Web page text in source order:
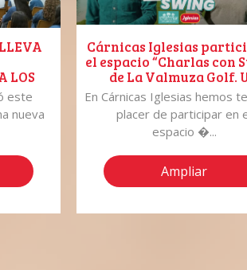
LOS
este
nueva
Cárnicas Iglesias
el espacio “Charlas con
de La Valmuza Golf.
recorrido por nuestra
en el hoyo 7.
En Cárnicas Iglesias hemos
placer de participar en
espacio �...
Ampliar